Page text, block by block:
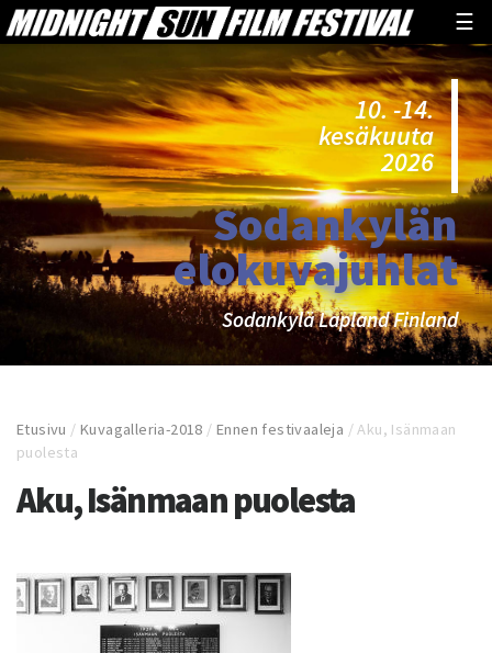
☰
10. -14.
kesäkuuta
2026
Sodankylän
elokuvajuhlat
Sodankylä Lapland Finland
Etusivu /Kuvagalleria-2018 /Ennen festivaaleja /Aku, Isänmaan
puolesta
Aku, Isänmaan puolesta